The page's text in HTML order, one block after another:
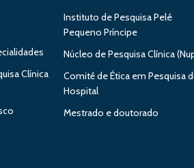
Clínica
Instituto de Pesquisa Pelé
Pequeno Príncipe
Núcleo de Pesquisa Clínica
Comitê de Ética em Pesquisa
Hospital
Mestrado e doutorado